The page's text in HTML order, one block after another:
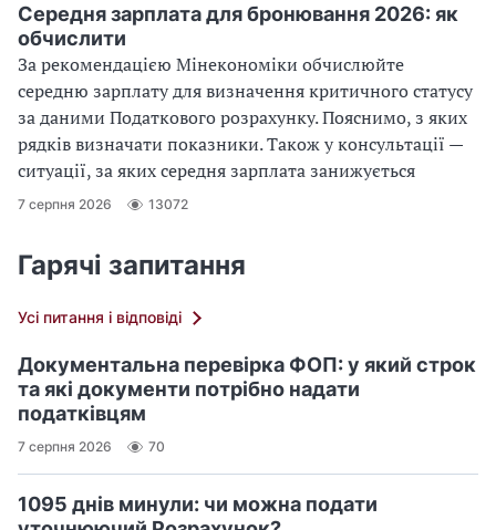
Середня зарплата для бронювання 2026: як
обчислити
За рекомендацією Мінекономіки обчислюйте
середню зарплату для визначення критичного статусу
за даними Податкового розрахунку. Пояснимо, з яких
рядків визначати показники. Також у консультації —
ситуації, за яких середня зарплата занижується
7 серпня 2026 13072
Гарячі запитання
Усі питання і відповіді
Документальна перевірка ФОП: у який строк
та які документи потрібно надати
податківцям
7 серпня 2026 70
1095 днів минули: чи можна подати